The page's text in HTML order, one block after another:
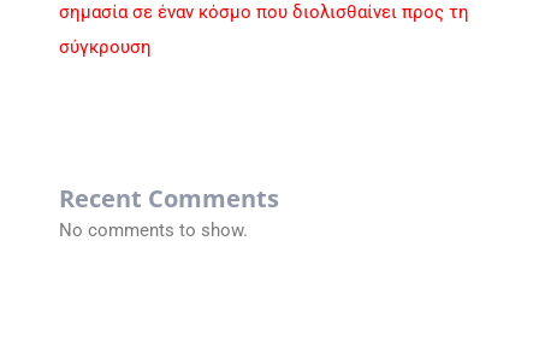
σημασία σε έναν κόσμο που διολισθαίνει προς τη
σύγκρουση
Recent Comments
No comments to show.